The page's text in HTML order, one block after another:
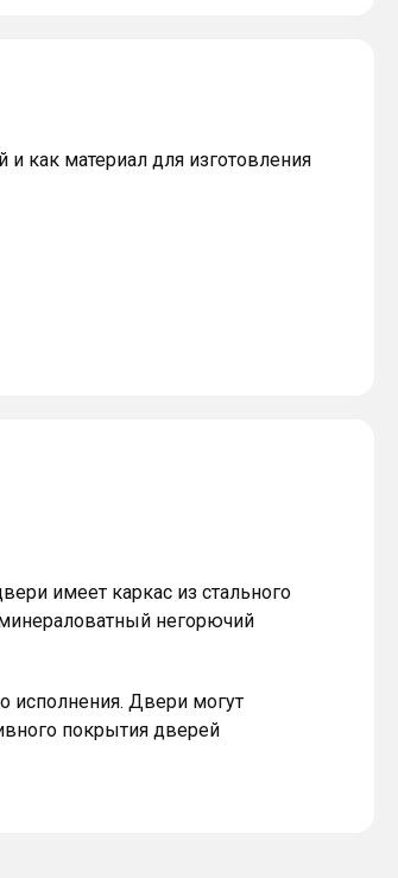
как материал для изготовления
имеет каркас из стального
негорючий
исполнения. Двери могут
покрытия дверей